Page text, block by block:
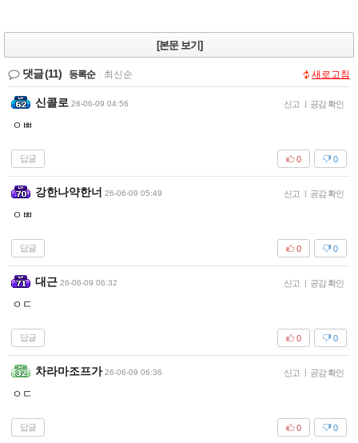
[본문 보기]
댓글(11) 등록순 최신순 새로고침
신콜로 26-06-09 04:56 신고 | 공감 확인
ㅇㅃ
답글 0
0
강한나약한너 26-06-09 05:49 신고 | 공감 확인
ㅇㅃ
답글 0
0
대근 26-06-09 06:32 신고 | 공감 확인
ㅇㄷ
답글 0
0
차라마조프가 26-06-09 06:36 신고 | 공감 확인
ㅇㄷ
답글 0
0